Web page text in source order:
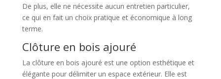
De plus, elle ne nécessite aucun entretien particulier,
ce qui en fait un choix pratique et économique à long
terme.
Clôture en bois ajouré
La clôture en bois ajouré est une option esthétique et
élégante pour délimiter un espace extérieur. Elle est